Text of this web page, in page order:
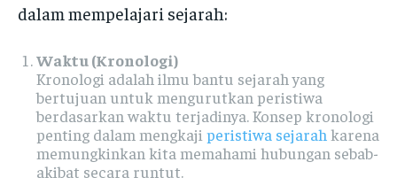
dalam mempelajari sejarah:
Waktu (Kronologi)
Kronologi adalah ilmu bantu sejarah yang
bertujuan untuk mengurutkan peristiwa
berdasarkan waktu terjadinya. Konsep kronologi
penting dalam mengkaji peristiwa sejarah karena
memungkinkan kita memahami hubungan sebab-
akibat secara runtut.